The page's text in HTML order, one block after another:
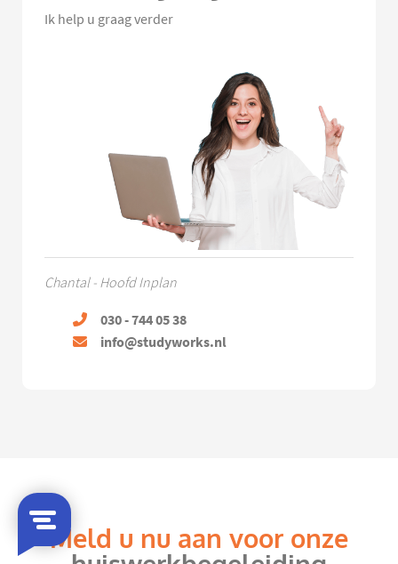
Ik help u graag verder
Chantal - Hoofd Inplan
030 - 744 05 38
info@studyworks.nl
Meld u nu aan voor onze